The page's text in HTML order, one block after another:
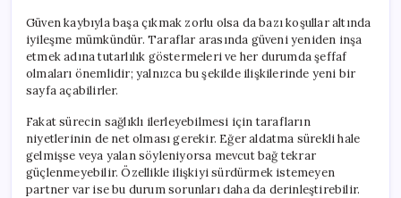
Güven kaybıyla başa çıkmak zorlu olsa da bazı koşullar altında
iyileşme mümkündür. Taraflar arasında güveni yeniden inşa
etmek adına tutarlılık göstermeleri ve her durumda şeffaf
olmaları önemlidir; yalnızca bu şekilde ilişkilerinde yeni bir
sayfa açabilirler.
Fakat sürecin sağlıklı ilerleyebilmesi için tarafların
niyetlerinin de net olması gerekir. Eğer aldatma sürekli hale
gelmişse veya yalan söyleniyorsa mevcut bağ tekrar
güçlenmeyebilir. Özellikle ilişkiyi sürdürmek istemeyen
partner var ise bu durum sorunları daha da derinleştirebilir.